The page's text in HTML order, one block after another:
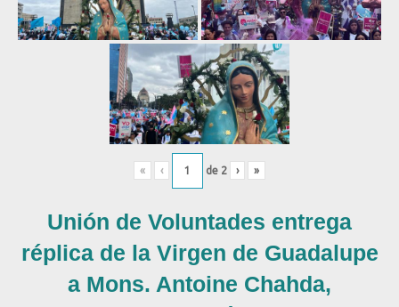
« ‹ de 2 › »
Unión de Voluntades entrega
réplica de la Virgen de Guadalupe
a Mons. Antoine Chahda,